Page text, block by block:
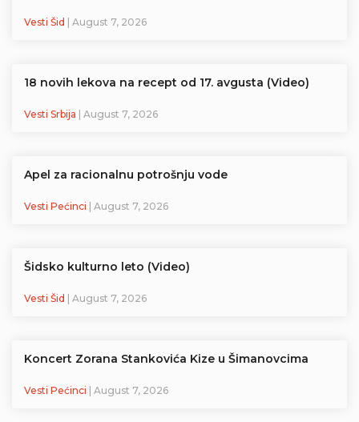
Vesti Šid | August 7, 2026
18 novih lekova na recept od 17. avgusta (Video)
Vesti Srbija | August 7, 2026
Apel za racionalnu potrošnju vode
Vesti Pećinci | August 7, 2026
Šidsko kulturno leto (Video)
Vesti Šid | August 7, 2026
Koncert Zorana Stankovića Kize u Šimanovcima
Vesti Pećinci | August 7, 2026